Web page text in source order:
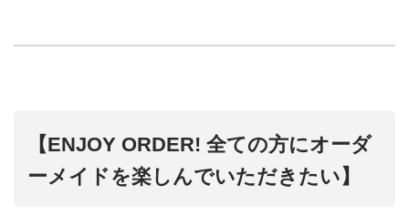
【ENJOY ORDER! 全ての方にオーダ
ーメイドを楽しんでいただきたい】